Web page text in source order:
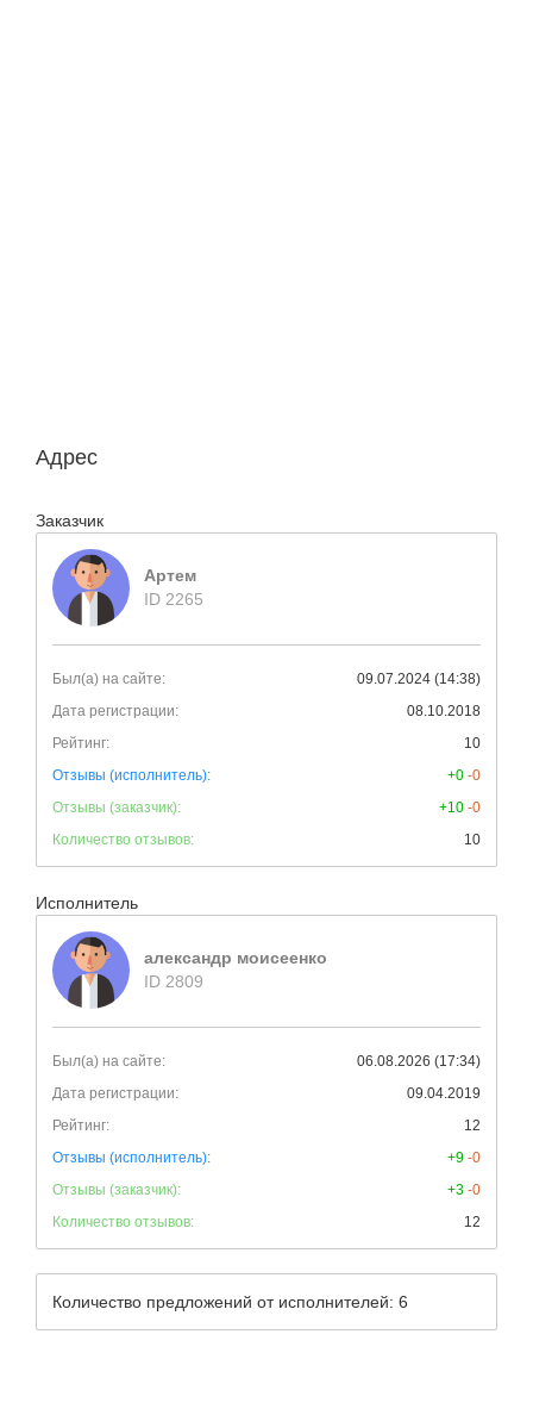
Адрес
Заказчик
Артем
ID 2265
Был(а) на сайте:
09.07.2024 (14:38)
Дата регистрации:
08.10.2018
Рейтинг:
10
Отзывы (исполнитель):
+0 -0
Отзывы (заказчик):
+10 -0
Количество отзывов:
10
Исполнитель
александр моисеенко
ID 2809
Был(а) на сайте:
06.08.2026 (17:34)
Дата регистрации:
09.04.2019
Рейтинг:
12
Отзывы (исполнитель):
+9 -0
Отзывы (заказчик):
+3 -0
Количество отзывов:
12
Количество предложений от исполнителей: 6